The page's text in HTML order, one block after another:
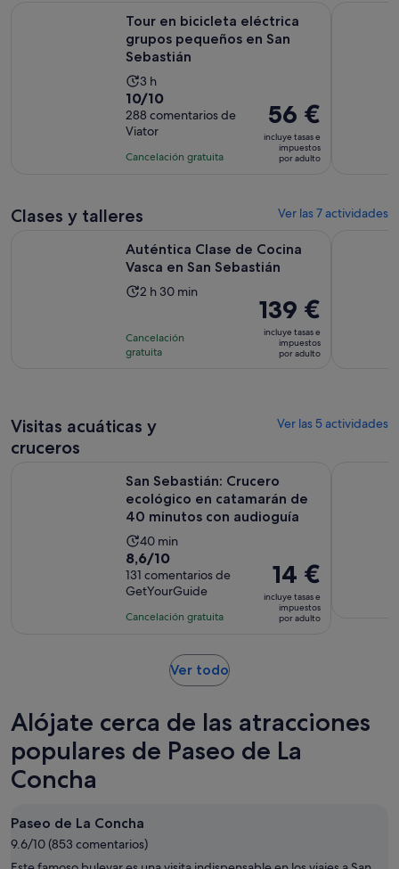
Tour en bicicleta eléctrica
grupos pequeños en San
Sebastián
La
duración
de
la
actividad
3 horas
3 h
10.0
sobre
10
con
10/10
288 comentarios de
Viator
Cancelación gratuita
El
precio
es
de
adulto
56 €
incluye tasas e
impuestos
por adulto
Clases y talleres Ver las 7 actividades
Auténtica Clase de Cocina
Vasca en San Sebastián
La
la
2 horas
2 h 30 min
Cancelación
gratuita
El
precio
es
adulto
139 €
incluye tasas e
impuestos
por adulto
Visitas acuáticas y
cruceros
Ver las 5 actividades
San Sebastián: Crucero
ecológico en catamarán de
40 minutos con audioguía
La
duración
de
la
actividad
40 minutos
40 min
8.6
sobre
10
con
comentarios
8,6/10
131 comentarios de
GetYourGuide
Cancelación gratuita
El
precio
es
de
14 €
incluye tasas e
impuestos
por adulto
Ver todoSe
una
pestaña
nueva
Alójate cerca de las atracciones
populares de Paseo de La
Concha
Paseo de La Concha
9.6/10 (853 comentarios)